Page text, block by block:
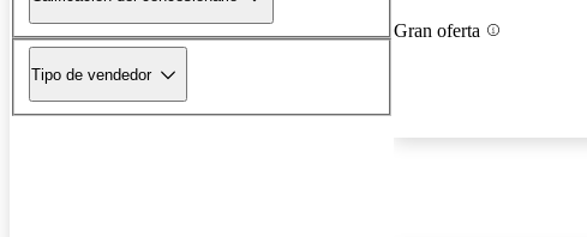
Tipo de vendedor
Gran oferta